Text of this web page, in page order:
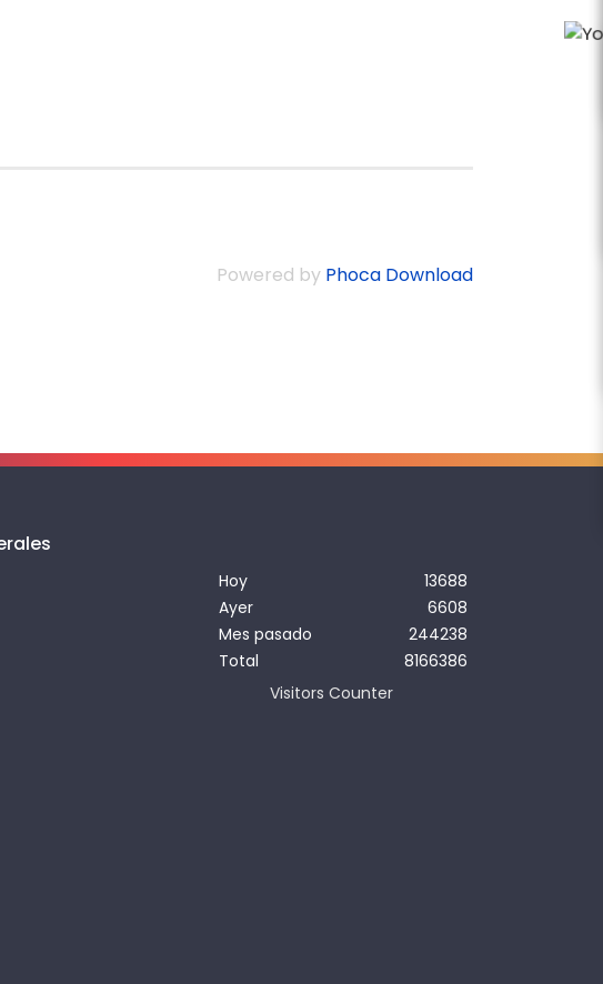
Powered by Phoca Download
Hoy
Ayer
Mes pasado
Total
13688
6608
244238
8166386
Visitors Counter